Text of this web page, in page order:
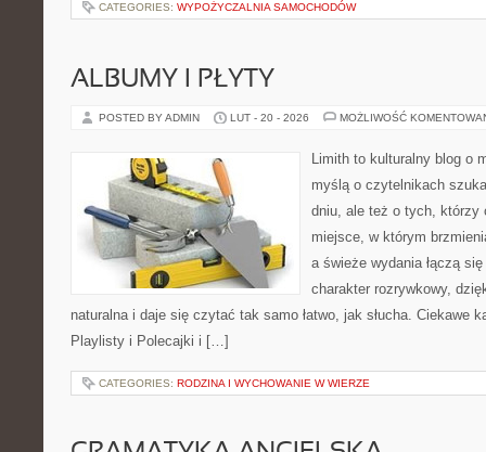
CATEGORIES: WYPOŻYCZALNIA SAMOCHODÓW
ALBUMY I PŁYTY
POSTED BY ADMIN LUT - 20 - 2026 MOŻLIWOŚĆ
Limith to kulturalny blog o
myślą o czytelnikach
dniu, ale też o tych, którzy
miejsce, w którym
a świeże wydania łączą
charakter rozrywkowy,
naturalna i daje się czytać tak samo łatwo, jak słucha. Ciekawe
Playlisty i Polecajki i […]
CATEGORIES: RODZINA I WYCHOWANIE W WIERZE